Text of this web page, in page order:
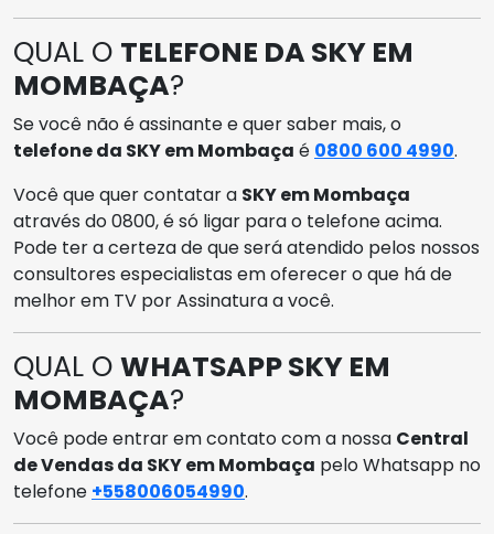
QUAL O TELEFONE DA SKY EM
MOMBAÇA?
Se você não é assinante e quer saber mais, o
telefone da SKY em Mombaça é 0800 600 4990.
Você que quer contatar a SKY em Mombaça
através do 0800, é só ligar para o telefone acima.
Pode ter a certeza de que será atendido pelos nossos
consultores especialistas em oferecer o que há de
melhor em TV por Assinatura a você.
QUAL O WHATSAPP SKY EM
MOMBAÇA?
Você pode entrar em contato com a nossa Central
de Vendas da SKY em Mombaça pelo Whatsapp no
telefone +558006054990.